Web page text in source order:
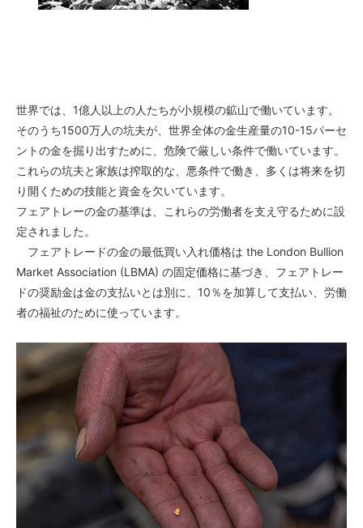
世界では、1億人以上の人たちが小規模の鉱山で働いています。
そのうち1500万人の坑夫が、世界全体の金生産量の10-15パーセ
ントの金を掘り出すために、危険で厳しい条件で働いています。
これらの坑夫と家族は搾取的な、悪条件で働き、多くは将来を切
り開くための技能と資金を欠いています。
フェアトレーの金の基準は、これらの労働者を支え守るために設
定されました。
フェアトレードの金の最低買い入れ価格は the London Bullion
Market Association (LBMA) の固定価格に基づき、フェアトレー
ドの奨励金は金の支払いとは別に、10％を加算して支払い、労働
者の福祉のために使っています。